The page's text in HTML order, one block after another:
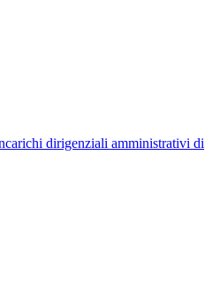
dirigenziali amministrativi di